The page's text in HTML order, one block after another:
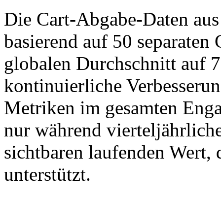
Die Cart-Abgabe-Daten
basierend auf 50
globalen Durchschnitt auf
kontinuierliche
Metriken im gesamten
nur während
sichtbaren laufenden
unterstützt.